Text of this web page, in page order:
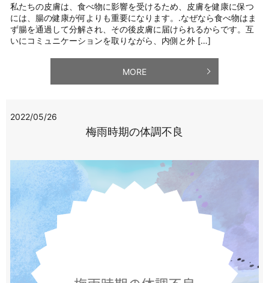
私たちの皮膚は、食べ物に影響を受けるため、皮膚を健康に保つ
には、腸の健康が何よりも重要になります。.なぜなら食べ物はま
ず腸を通過して分解され、その後皮膚に届けられるからです。互
いにコミュニケーションを取りながら、内側と外 […]
MORE
2022/05/26
梅雨時期の体調不良